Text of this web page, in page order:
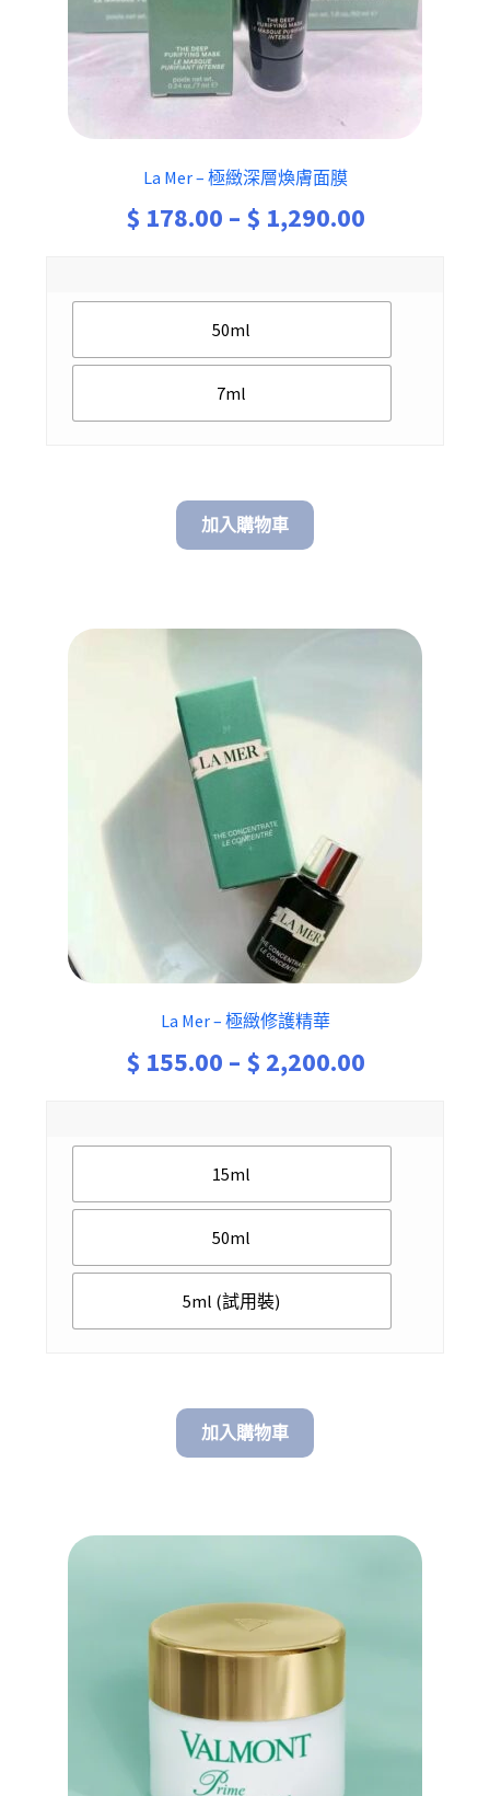
La Mer – 極緻深層煥膚面膜
$ 178.00 – $ 1,290.00Price
$ 178.00
50ml
7ml
加入購物車
La Mer – 極緻修護精華
$ 155.00 – $ 2,200.00Price
$ 155.00
15ml
50ml
5ml (試用裝)
加入購物車